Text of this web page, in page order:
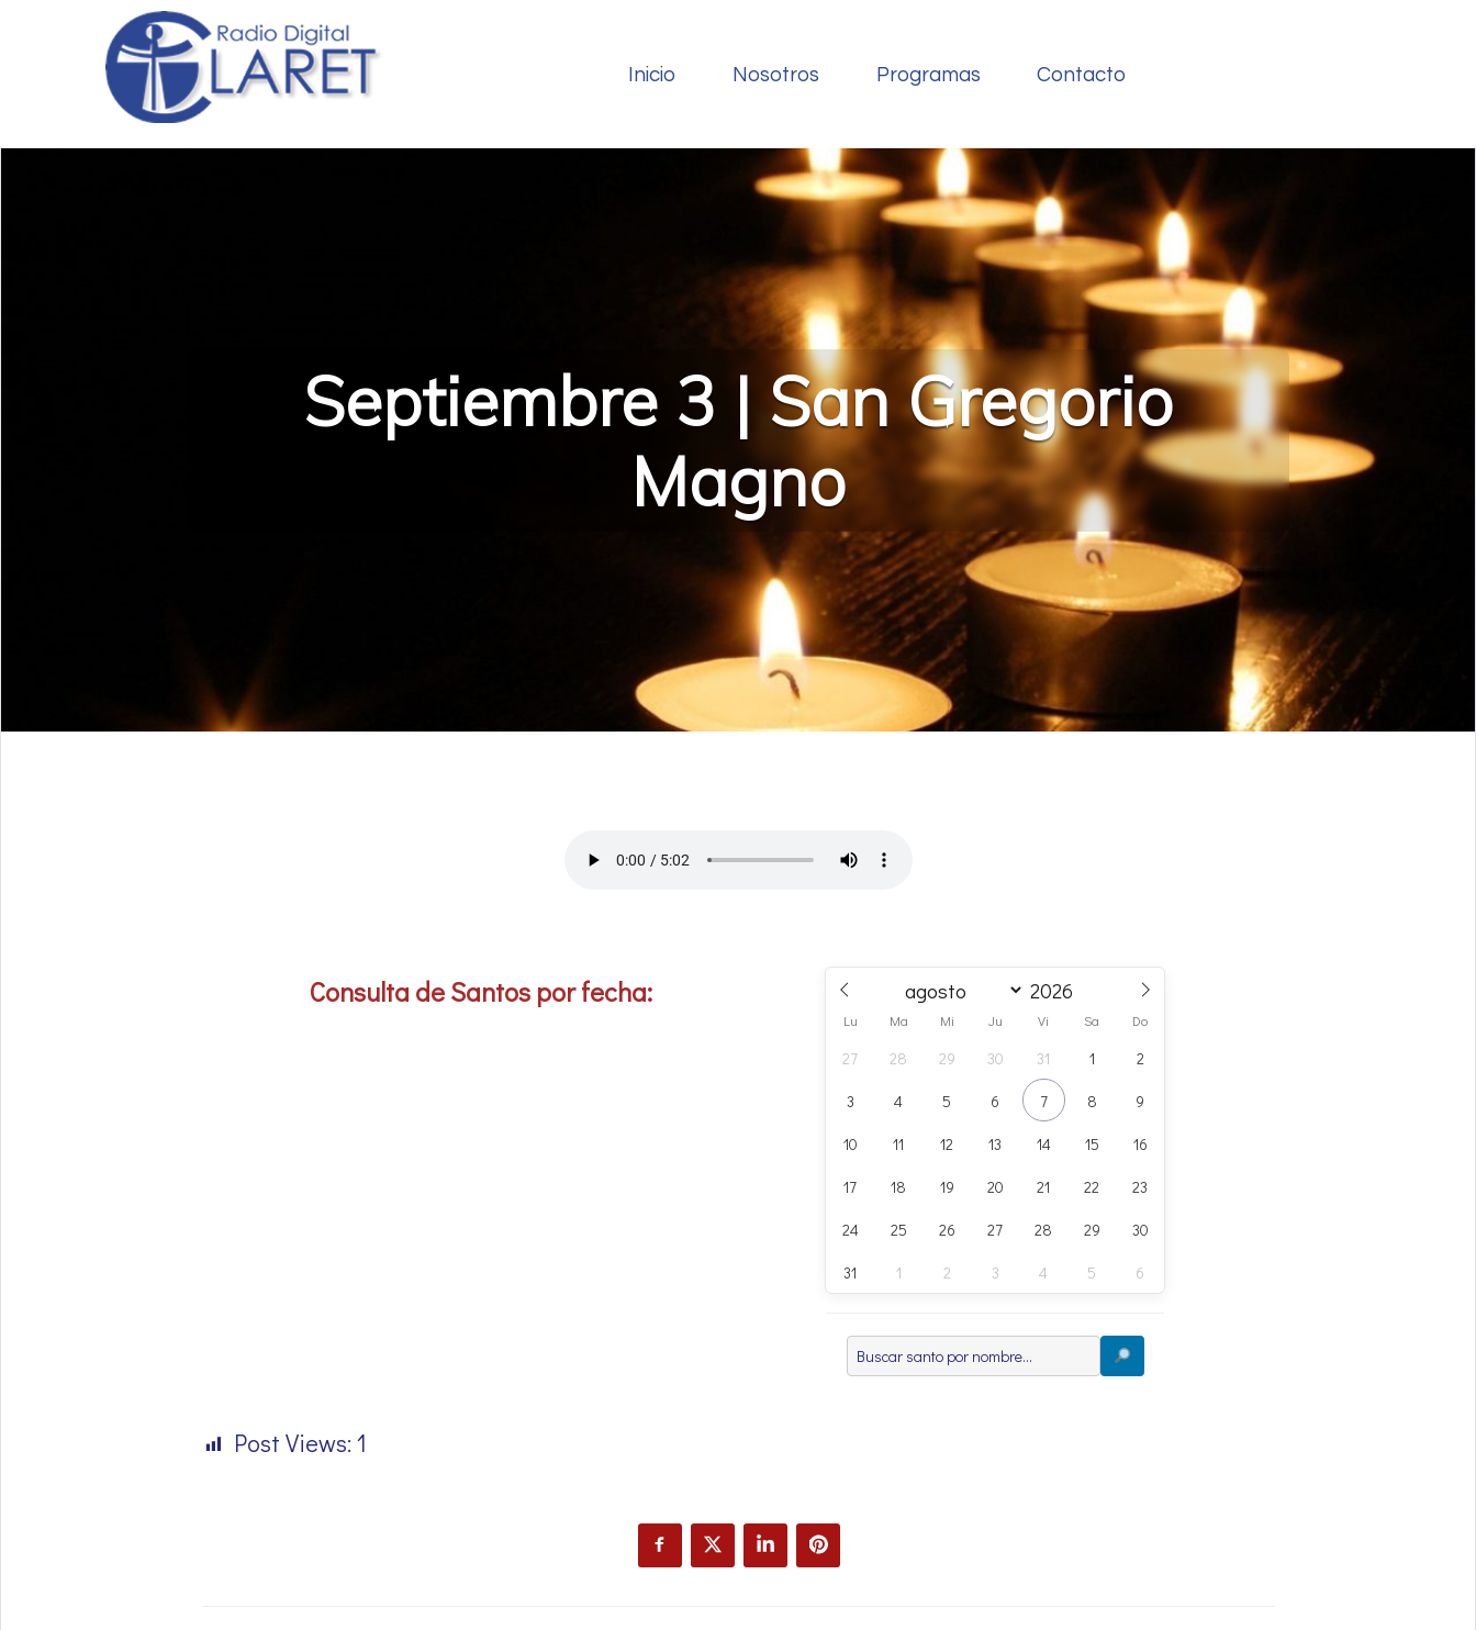
Inicio Nosotros Programas Contacto
Septiembre 3 | San Gregorio
Magno
Consulta de Santos por fecha:
Lu Ma Mi Ju Vi Sa Do
27 28 29 30 31 1 2
3 4 5 6 7 8 9
10 11 12 13 14 15 16
17 18 19 20 21 22 23
24 25 26 27 28 29 30
31 1 2 3 4 5 6
Post Views: 1